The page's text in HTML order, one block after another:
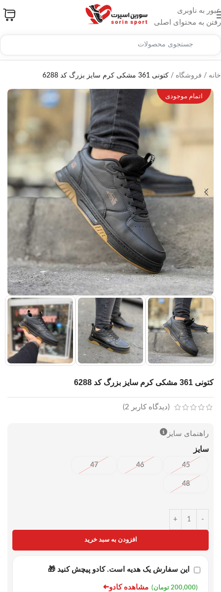
عبور به ناوبری
رفتن به محتوای اصلی
خانه / فروشگاه / کتونی 361 مشکی کرم سایز بزرگ کد 6288
اتمام موجودی
کتونی 361 مشکی کرم سایز بزرگ کد 6288
(دیدگاه کاربر 2
)
راهنمای سایز
سایز
45
46
47
48
-
+
افزودن به سبد خرید
این سفارش یک هدیه است. کادو پیچش کنید 🎁
(200,000 تومان) مشاهده کادو➜